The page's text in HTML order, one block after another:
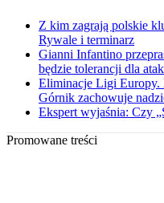
Z kim zagrają polskie
Rywale i terminarz
Gianni Infantino
będzie tolerancji dla
Eliminacje Ligi Europy.
Górnik zachowuje
Ekspert wyjaśnia: Czy
Promowane treści